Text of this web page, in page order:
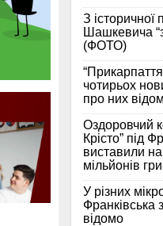
З історичної
Шашкевича
(ФОТО)
чотирьох
про них
Оздоровчий
Крісто” під
виставили
мільйонів
У різних
Франківська
відомо